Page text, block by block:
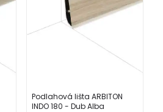
Podlahová lišta ARBITON
INDO 180 - Dub Alba